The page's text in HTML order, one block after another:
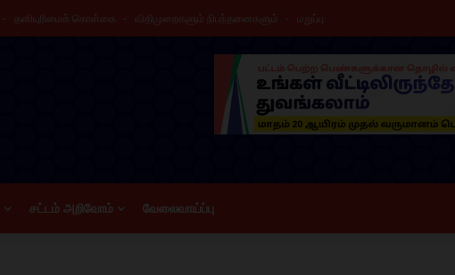
தனியுரிமைக் கொள்கை விதிமுறைகளும் நிபந்தனைகளும் மறுப்பு
சட்டம் அறிவோம் வேலைவாய்ப்பு